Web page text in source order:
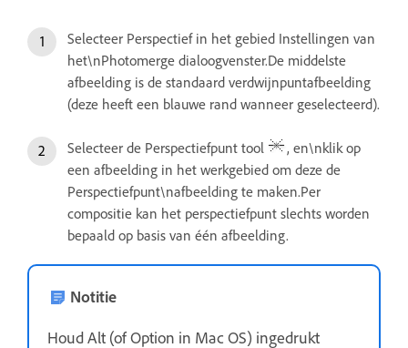
Selecteer Perspectief in het gebied Instellingen van
het\nPhotomerge dialoogvenster.De middelste
afbeelding is de standaard verdwijnpuntafbeelding
(deze heeft een blauwe rand wanneer geselecteerd).
Selecteer de Perspectiefpunt tool
, en\nklik op
een afbeelding in het werkgebied om deze de
Perspectiefpunt\nafbeelding te maken.Per
compositie kan het perspectiefpunt slechts worden
bepaald op basis van één afbeelding.
Notitie
Houd Alt (of Option in Mac OS) ingedrukt